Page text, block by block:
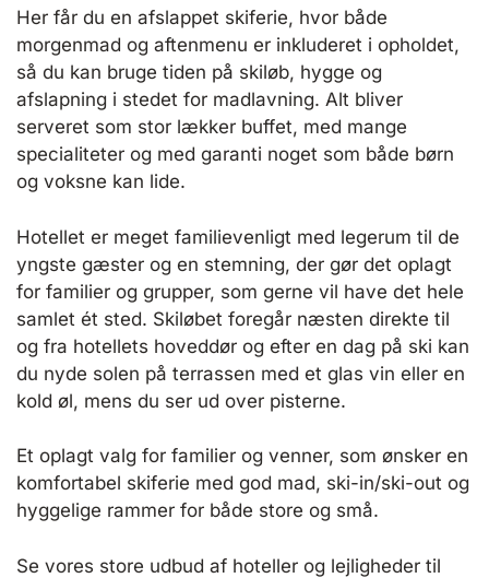
Her får du en afslappet skiferie, hvor både
morgenmad og aftenmenu er inkluderet i opholdet,
så du kan bruge tiden på skiløb, hygge og
afslapning i stedet for madlavning. Alt bliver
serveret som stor lækker buffet, med mange
specialiteter og med garanti noget som både børn
og voksne kan lide.
Hotellet er meget familievenligt med legerum til de
yngste gæster og en stemning, der gør det oplagt
for familier og grupper, som gerne vil have det hele
samlet ét sted. Skiløbet foregår næsten direkte til
og fra hotellets hoveddør og efter en dag på ski kan
du nyde solen på terrassen med et glas vin eller en
kold øl, mens du ser ud over pisterne.
Et oplagt valg for familier og venner, som ønsker en
komfortabel skiferie med god mad, ski-in/ski-out og
hyggelige rammer for både store og små.
Se vores store udbud af hoteller og lejligheder til